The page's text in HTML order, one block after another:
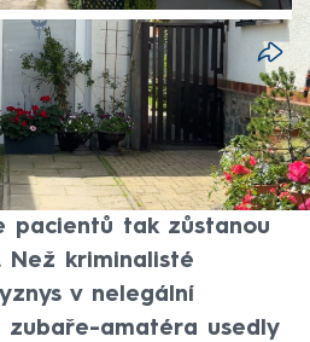
skončil nejen falešný
se tam v dohledné
nejméně šest
pacientů tak zůstanou
Než kriminalisté
v nelegální
zubaře-amatéra usedly